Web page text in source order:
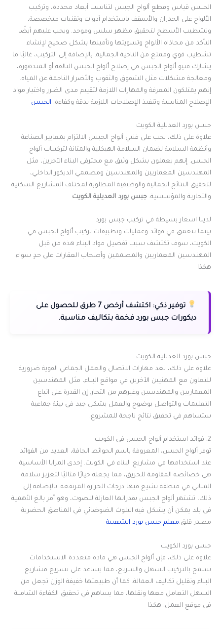
الجبس قياس وقطع ألواح الجبس لتناسب أبعاد محددة، وتركيب
الألواح على الجدران والأسقف باستخدام أدوات وتقنيات متخصصة،
وتشطيب الأسطح لتحقيق مظهر سلس وموحد. ويجب عليهم أيضًا
التأكد من محاذاة الألواح وتسويتها وتأمينها بشكل صحيح لإنشاء
تشطيب قوي وممتع من الناحية الجمالية. بالإضافة إلى التركيب، غالبًا ما
يشارك فنيو ألواح الجبس في إصلاح ألواح الجبس التالفة أو المتدهورة،
ومعالجة مشكلات مثل الشقوق والثقوب والأضرار الناجمة عن المياه.
إنهم يمتلكون المعرفة والمهارات اللازمة لتقييم مدى الضرر واختيار مواد
الإصلاح المناسبة وتنفيذ الإصلاحات اللازمة بدقة وكفاءة. الجبس
جبس بورد العديلية الكويت
علاوة على ذلك، يجب على فنيي ألواح الجبس الالتزام بمعايير الصناعة
وأنظمة السلامة لضمان السلامة الهيكلية والمتانة لتركيبات ألواح
الجبس. إنهم يعملون بشكل وثيق مع محترفي البناء الآخرين، مثل
المهندسين المعماريين والمهندسين ومصممي الديكور الداخلي،
لتحقيق النتائج الجمالية والوظيفية المطلوبة لمختلف المشاريع السكنية
والتجارية والمؤسسية. جبس بورد العديلية الكويت
لدينا اسعار بسيطة في تركيب جبس بورد
بينما نتعمق في فوائد وعمليات وتطبيقات تركيب ألواح الجبس في
الكويت، سوف تكتشف سبب تفضيل مواد البناء هذه من قبل
المهندسين المعماريين والمصممين وأصحاب العقارات على حدٍ سواء.
هكذا
توفير ذكي:
اكتشف أرخص 7 طرق للحصول على
ديكورات جبس بورد فخمة بتكاليف مناسبة.
جبس بورد العديلية الكويت
علاوة على ذلك، تعد مهارات الاتصال والعمل الجماعي القوية ضرورية
للتعاون مع المهنيين الآخرين في مواقع البناء، مثل المهندسين
المعماريين والمهندسين وغيرهم من التجار. إن القدرة على اتباع
التعليمات والتواصل بوضوح والعمل بشكل جيد في بيئة جماعية
ستساهم في تحقيق نتائج ناجحة للمشروع.
2. فوائد استخدام ألواح الجبس في الكويت
توفر ألواح الجبس، المعروفة باسم الحوائط الجافة، العديد من الفوائد
عند استخدامها في مشاريع البناء في الكويت. إحدى المزايا الأساسية
هي خصائصه المقاومة للحريق، مما يجعله خيارًا مثاليًا لتعزيز سلامة
المباني في منطقة تشيع فيها درجات الحرارة المرتفعة. بالإضافة إلى
ذلك، تشتهر ألواح الجبس بقدراتها العازلة للصوت، وهو أمر بالغ الأهمية
في بلد يمكن أن يشكل فيه التلوث الضوضائي في المناطق الحضرية
مصدر قلق.معلم جبس بورد الشعيبة
جبس بورد الكويت
علاوة على ذلك، فإن ألواح الجبس هي مادة متعددة الاستخدامات
تسمح بالتركيب السهل والسريع، مما يساعد على تسريع مشاريع
البناء وتقليل تكاليف العمالة. كما أن طبيعتها خفيفة الوزن تجعل من
السهل التعامل معها ونقلها، مما يساهم في تحقيق الكفاءة الشاملة
في موقع العمل. هكذا